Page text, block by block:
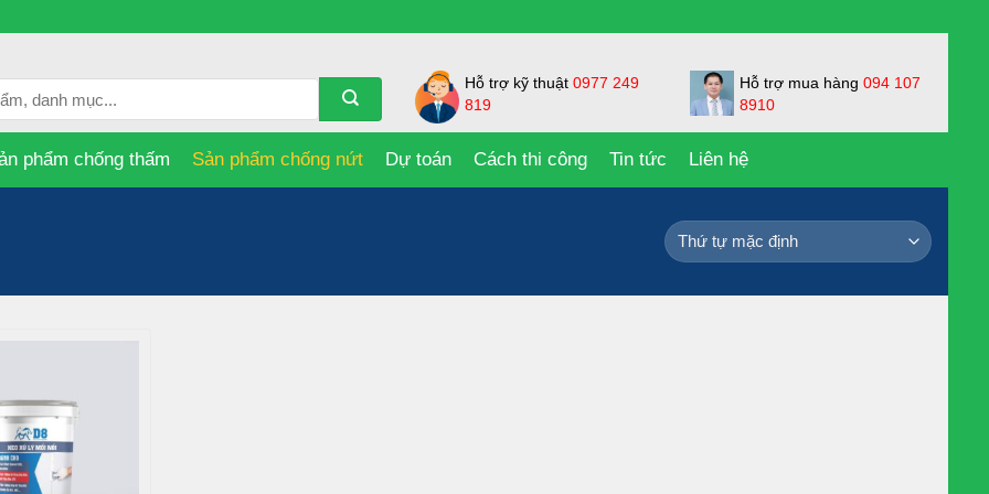
Hỗ trợ kỹ thuật 0977 249
819
Hỗ trợ mua hàng 094 107
8910
phẩm chống thấm Sản phẩm chống nứt Dự toán Cách thi công Tin tức Liên hệ